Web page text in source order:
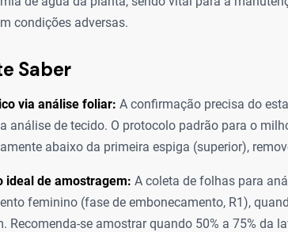
condições adversas.
Saber
via análise foliar: A confirmação precisa do
análise de tecido. O protocolo padrão para o
abaixo da primeira espiga (superior),
ideal de amostragem: A coleta de folhas para
feminino (fase de embonecamento, R1),
Recomenda-se amostrar quando 50% a 75% da